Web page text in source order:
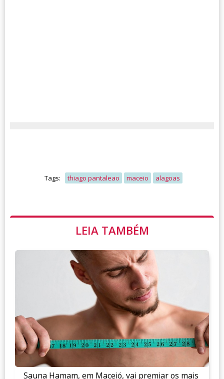
Tags: thiago pantaleao maceio alagoas
LEIA TAMBÉM
Sauna Hamam, em Maceió, vai premiar os mais